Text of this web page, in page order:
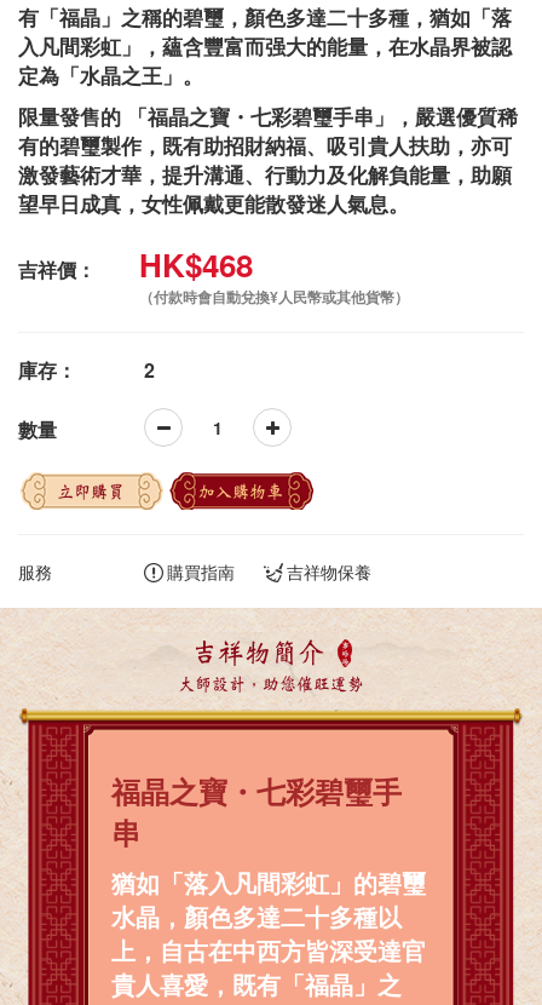
有「福晶」之稱的碧璽，顏色多達二十多種，猶如「落
入凡間彩虹」，蘊含豐富而强大的能量，在水晶界被認
定為「水晶之王」。
限量發售的 「福晶之寶・七彩碧璽手串」，嚴選優質稀
有的碧璽製作，既有助招財納福、吸引貴人扶助，亦可
激發藝術才華，提升溝通、行動力及化解負能量，助願
望早日成真，女性佩戴更能散發迷人氣息。
吉祥價： HK$468
（付款時會自動兌換¥人民幣或其他貨幣）
庫存： 2
數量
立即購買 加入購物車
服務 購買指南 吉祥物保養
吉祥物簡介
大師設計，助您催旺運勢
福晶之寶・七彩碧璽手
串
猶如「落入凡間彩虹」的碧璽
水晶，顏色多達二十多種以
上，自古在中西方皆深受達官
貴人喜愛，既有「福晶」之